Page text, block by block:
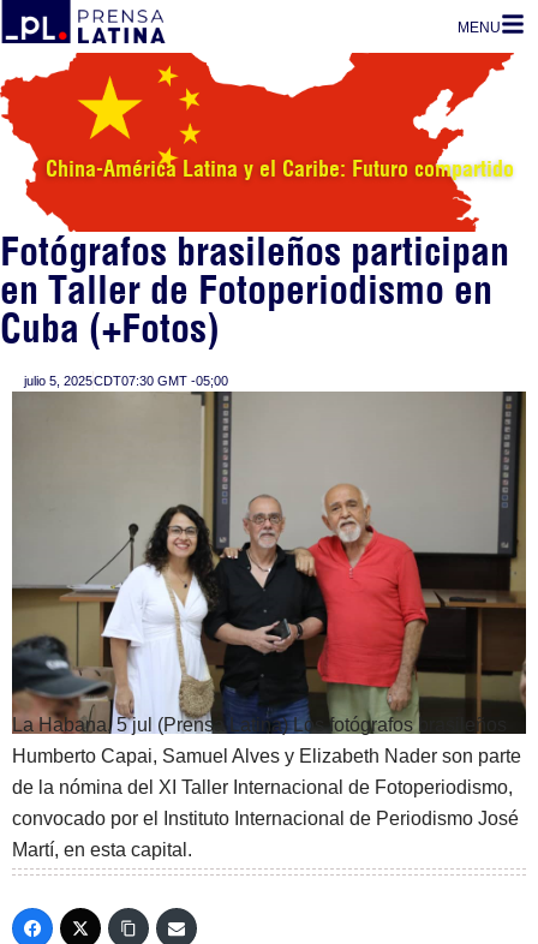
MENU
China-América Latina y el Caribe: Futuro compartido
Fotógrafos brasileños participan
en Taller de Fotoperiodismo en
Cuba (+Fotos)
julio 5, 2025CDT07:30 GMT -05;00
La Habana, 5 jul (Prensa Latina) Los fotógrafos brasileños
Humberto Capai, Samuel Alves y Elizabeth Nader son parte
de la nómina del XI Taller Internacional de Fotoperiodismo,
convocado por el Instituto Internacional de Periodismo José
Martí, en esta capital.